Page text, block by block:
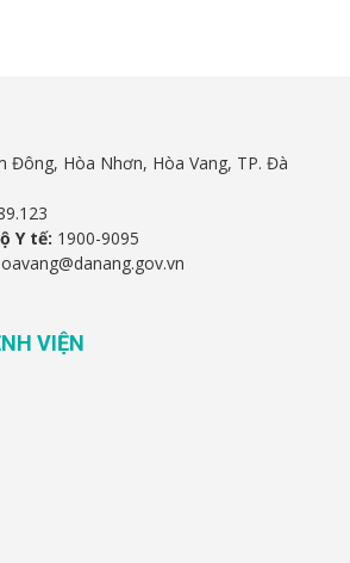
Đông, Hòa Nhơn, Hòa Vang, TP. Đà
Y tế: 1900-9095
VIỆN